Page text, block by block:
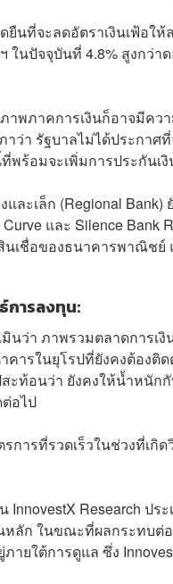
นที่จะลดอัตราเงินเฟ้อใ
ในปัจจุบันที่ 4.8% สูงกว่า
พภาคการเงินก็อาจมีคว
ว่า รัฐบาลไม่ได้ประกาศ
ร้อมจะเพิ่มการประกันเ
ละเล็ก (Regional Bank)
Curve และ Silence
เชื่อของธนาคารพาณิชย์
การลงทุน:
มินว่า ภาพรวมตลาดการ
ารในยุโรปที่ยังคงต้องติ
ท้อนว่า ยังคงให้น้ำหนักกั
อไป
การที่รวดเร็วในช่วงที่เ
Research ป
ลัก ในขณะที่ผลกระทบต่อ
ยใต้การดูแล ซึ่ง